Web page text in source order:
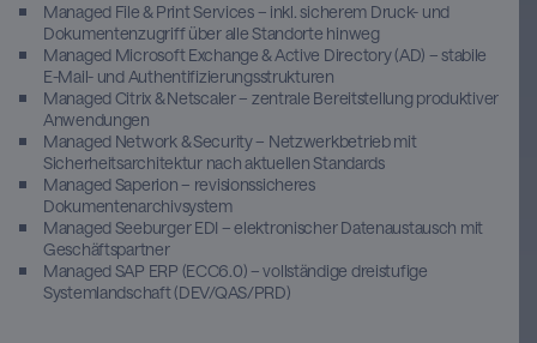
Managed File & Print Services – inkl. sicherem Druck- und
Dokumentenzugriff über alle Standorte hinweg
Managed Microsoft Exchange & Active Directory (AD) – stabile
E-Mail- und Authentifizierungsstrukturen
Managed Citrix & Netscaler – zentrale Bereitstellung produktiver
Anwendungen
Managed Network & Security – Netzwerkbetrieb mit
Sicherheitsarchitektur nach aktuellen Standards
Managed Saperion – revisionssicheres
Dokumentenarchivsystem
Managed Seeburger EDI – elektronischer Datenaustausch mit
Geschäftspartner
Managed SAP ERP (ECC6.0) – vollständige dreistufige
Systemlandschaft (DEV/QAS/PRD)